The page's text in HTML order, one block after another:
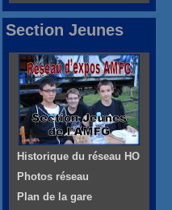
Section Jeunes
Historique du réseau HO
Photos réseau
Plan de la gare